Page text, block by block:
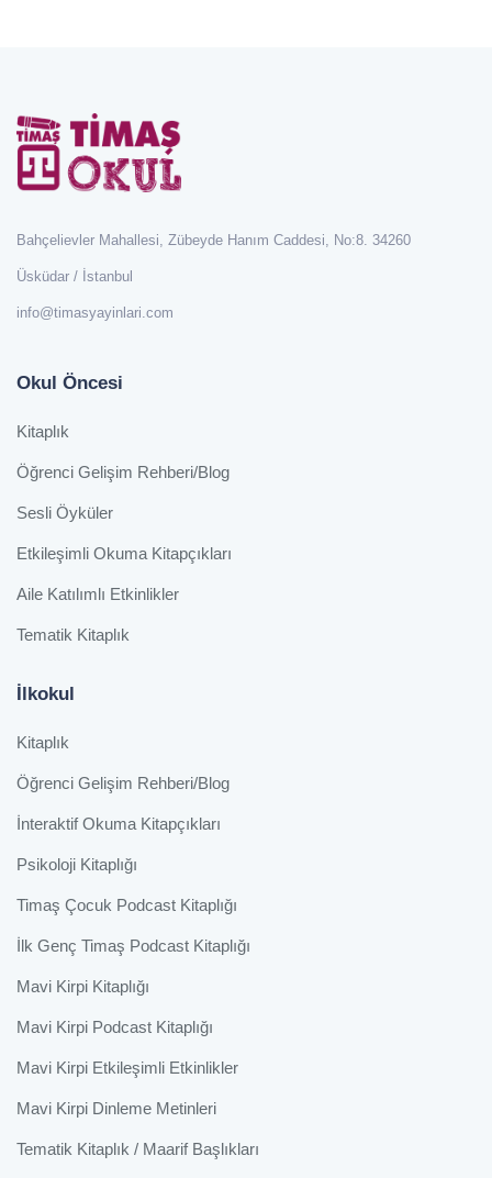
Bahçelievler Mahallesi, Zübeyde Hanım Caddesi, No:8. 34260
Üsküdar / İstanbul
info@timasyayinlari.com
Okul Öncesi
Kitaplık
Öğrenci Gelişim Rehberi/Blog
Sesli Öyküler
Etkileşimli Okuma Kitapçıkları
Aile Katılımlı Etkinlikler
Tematik Kitaplık
İlkokul
Kitaplık
Öğrenci Gelişim Rehberi/Blog
İnteraktif Okuma Kitapçıkları
Psikoloji Kitaplığı
Timaş Çocuk Podcast Kitaplığı
İlk Genç Timaş Podcast Kitaplığı
Mavi Kirpi Kitaplığı
Mavi Kirpi Podcast Kitaplığı
Mavi Kirpi Etkileşimli Etkinlikler
Mavi Kirpi Dinleme Metinleri
Tematik Kitaplık / Maarif Başlıkları